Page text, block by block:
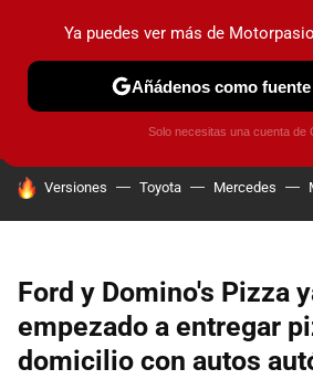
PRUEBAS INDUSTRIA HOY NO
HOY SE HABLA DE
Versiones Toyota Mercedes
Ford y Domino's Pizza
empezado a entregar
domicilio con autos
Ya puedes ver más de
Añádenos como
Solo necesitas una cuenta de